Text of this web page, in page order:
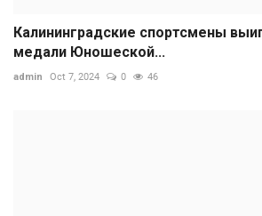
Калининградские спортсмены
медали Юношеской...
admin Oct 7, 2024 0 46